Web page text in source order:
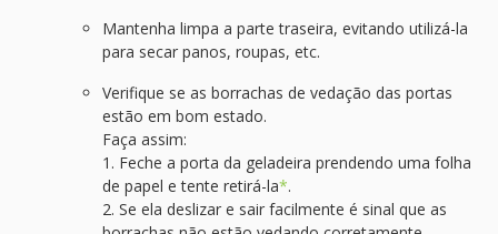
Mantenha limpa a parte traseira, evitando utilizá-la
para secar panos, roupas, etc.
Verifique se as borrachas de vedação das portas
estão em bom estado.
Faça assim:
1. Feche a porta da geladeira prendendo uma folha
de papel e tente retirá-la*.
2. Se ela deslizar e sair facilmente é sinal que as